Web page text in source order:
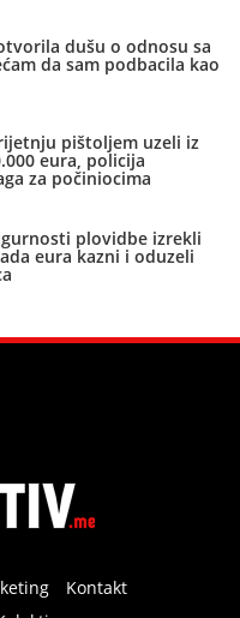
dušu o odnosu sa
da sam podbacila kao
pištoljem uzeli iz
eura, policija
za počiniocima
plovidbe izrekli
eura kazni i oduzeli
Kontakt